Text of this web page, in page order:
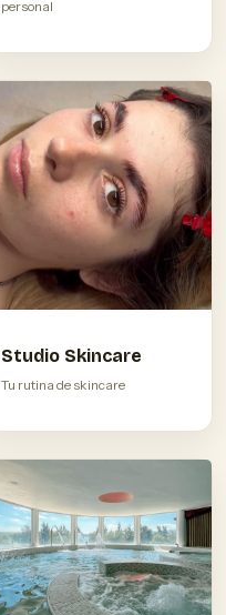
personal
Studio Skincare
Tu rutina de skincare